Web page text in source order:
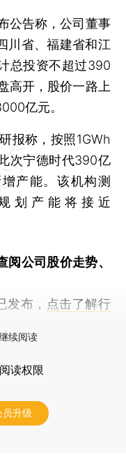
告称，公司董事
川省、福建省和江
总投资不超过390
高开，股价一路上
亿元。
报称，按照1GWh
次宁德时代390亿
产能。该机构测
划产能将接近
阅公司股价走势、
布， 点击了解行
续阅读
读权限
员升级